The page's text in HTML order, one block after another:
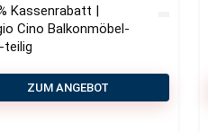
630,00 €
ist: 475,00 €.
Kassenrabatt |
Cino Balkonmöbel-
teilig
ZUM ANGEBOT